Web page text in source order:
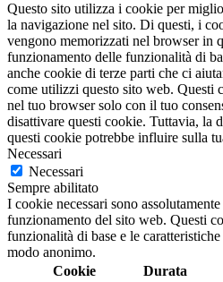
Questo sito utilizza i cookie per
la navigazione nel sito. Di questi, i
vengono memorizzati nel browser in
funzionamento delle funzionalità di
anche cookie di terze parti che ci
come utilizzi questo sito web. Questi
nel tuo browser solo con il tuo
disattivare questi cookie. Tuttavia, la
questi cookie potrebbe influire sulla
Necessari
Necessari
Sempre abilitato
I cookie necessari sono
funzionamento del sito web. Questi
funzionalità di base e le
modo anonimo.
Cookie
Durata